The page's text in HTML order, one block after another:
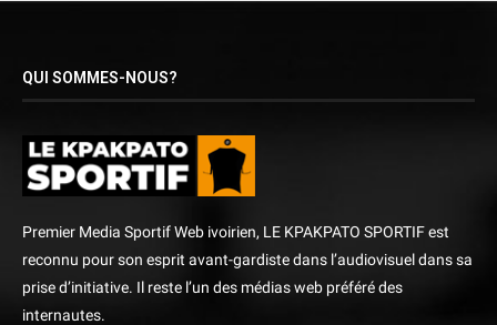
QUI SOMMES-NOUS?
Premier Media Sportif Web ivoirien, LE KPAKPATO SPORTIF est
reconnu pour son esprit avant-gardiste dans l’audiovisuel dans sa
prise d’initiative. Il reste l’un des médias web préféré des
internautes.